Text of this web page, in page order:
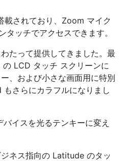
されており、Zoom マイク
ッチでアクセスできます。
たって提供してきました。最
LCD タッチ スクリーンに
、および小さな画面用に特別
さらにカラフルになりまし
イスを光るテンキーに変え
ネス指向の Latitude のタッ